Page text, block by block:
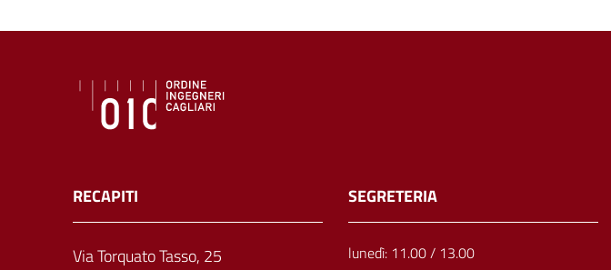
RECAPITI
Via Torquato Tasso, 25
SEGRETERIA
lunedì: 11.00 / 13.00